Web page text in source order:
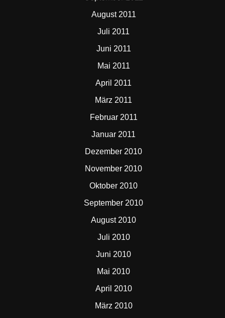
August 2011
Juli 2011
Juni 2011
Mai 2011
April 2011
März 2011
Februar 2011
Januar 2011
Dezember 2010
November 2010
Oktober 2010
September 2010
August 2010
Juli 2010
Juni 2010
Mai 2010
April 2010
März 2010